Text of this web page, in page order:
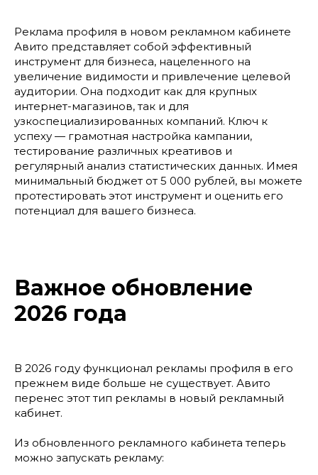
Реклама профиля в новом рекламном кабинете
Авито представляет собой эффективный
инструмент для бизнеса, нацеленного на
увеличение видимости и привлечение целевой
аудитории. Она подходит как для крупных
интернет-магазинов, так и для
узкоспециализированных компаний. Ключ к
успеху — грамотная настройка кампании,
тестирование различных креативов и
регулярный анализ статистических данных. Имея
минимальный бюджет от 5 000 рублей, вы можете
протестировать этот инструмент и оценить его
потенциал для вашего бизнеса.
Важное обновление
2026 года
В 2026 году функционал рекламы профиля в его
прежнем виде больше не существует. Авито
перенес этот тип рекламы в новый рекламный
кабинет.
Из обновленного рекламного кабинета теперь
можно запускать рекламу: